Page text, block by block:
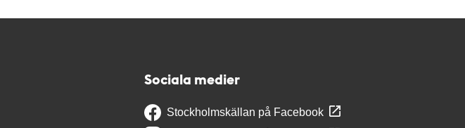
Sociala medier
Stockholmskällan på Facebook